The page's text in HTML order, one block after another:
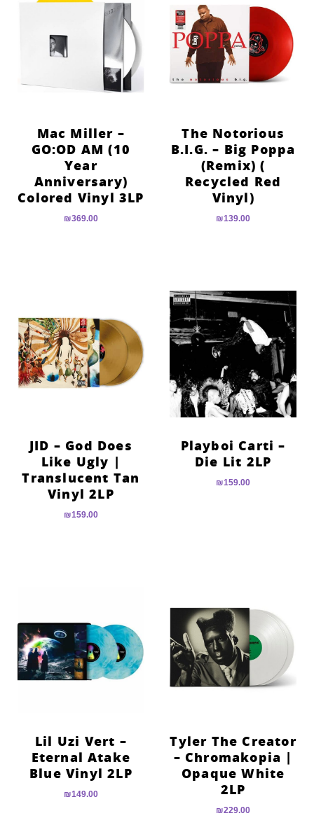
The Notorious
B.I.G. – Big Poppa
(Remix) (
Recycled Red
Vinyl)
₪139.00
Mac Miller –
GO:OD AM (10
Year
Anniversary)
Colored Vinyl 3LP
₪369.00
Playboi Carti –
Die Lit 2LP
₪159.00
JID – God Does
Like Ugly |
Translucent Tan
Vinyl 2LP
₪159.00
Tyler The Creator
– Chromakopia |
Opaque White
2LP
₪229.00
Lil Uzi Vert –
Eternal Atake
Blue Vinyl 2LP
₪149.00